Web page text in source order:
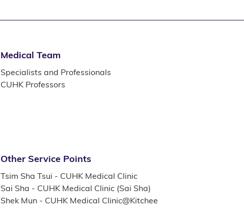
Medical Team
Specialists and Professionals
CUHK Professors
Other Service Points
Tsim Sha Tsui - CUHK Medical Clinic
Sai Sha - CUHK Medical Clinic (Sai Sha)
Shek Mun - CUHK Medical Clinic@Kitchee